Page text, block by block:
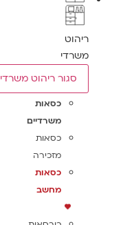
ריהוט
משרדי
סגור ריהוט משרדי
כסאות
משרדיים
כסאות
מזכירה
כסאות
מחשב